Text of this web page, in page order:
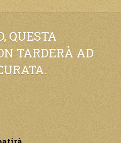
QUESTA
TARDERÀ AD